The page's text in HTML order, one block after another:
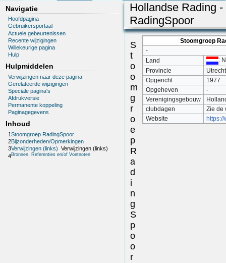
Navigatie
Hoofdpagina
Gebruikersportaal
Actuele gebeurtenissen
Recente wijzigingen
Willekeurige pagina
Hulp
Hulpmiddelen
Verwijzingen naar deze pagina
Gerelateerde wijzigingen
Speciale pagina's
Afdrukversie
Permanente koppeling
Paginagegevens
Inhoud
1Stoomgroep RadingSpoor
2Bijzonderheden/Opmerkingen
3Verwijzingen (links) Verwijzingen (links)
4Bronnen, Referenties en/of Voetnoten
Hollandse Rading
RadingSpoor
Stoomgroep
-
Land
:
Provincie
Utrecht
Opgericht
1977
Opgeheven
-
Verenigingsgebouw
clubdagen
Zie de
Website
S
t
o
o
m
g
r
o
e
p
R
a
d
i
n
g
S
p
o
o
r